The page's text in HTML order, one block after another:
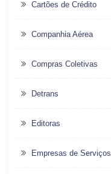
Cartões de Crédito
Companhia Aérea
Compras Coletivas
Detrans
Editoras
Empresas de Serviços